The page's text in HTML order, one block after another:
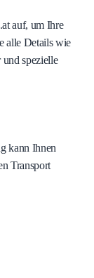
auf, um Ihre
alle Details wie
spezielle
kann Ihnen
Transport